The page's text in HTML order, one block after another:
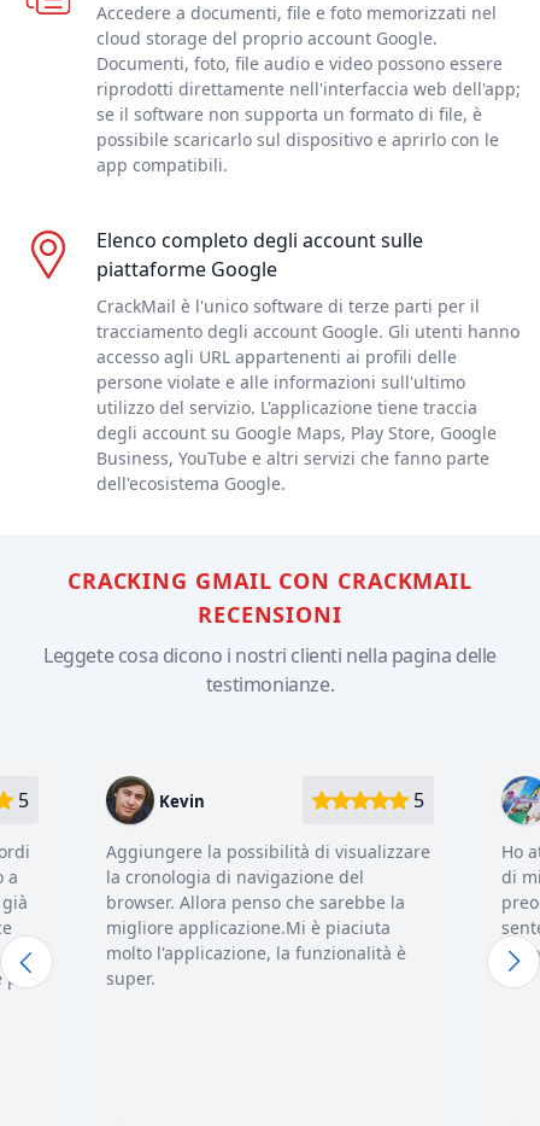
Accedere a documenti, file e foto memorizzati nel
cloud storage del proprio account Google.
Documenti, foto, file audio e video possono essere
riprodotti direttamente nell'interfaccia web dell'app;
se il software non supporta un formato di file, è
possibile scaricarlo sul dispositivo e aprirlo con le
app compatibili.
Elenco completo degli account sulle
piattaforme Google
CrackMail è l'unico software di terze parti per il
tracciamento degli account Google. Gli utenti hanno
accesso agli URL appartenenti ai profili delle
persone violate e alle informazioni sull'ultimo
utilizzo del servizio. L'applicazione tiene traccia
degli account su Google Maps, Play Store, Google
Business, YouTube e altri servizi che fanno parte
dell'ecosistema Google.
CRACKING GMAIL CON CRACKMAIL
RECENSIONI
Leggete cosa dicono i nostri clienti nella pagina delle
testimonianze.
5
di visualizzare
del
sarebbe la
piaciuta
è
Carter Justus 5
Ho attivato la localizzazione del telefono
di mia moglie per non farla
preoccupare di me! Ora anche lei si
sente meglio, visto che sa tutto. E io non
devo più denunciare le mie azioni.